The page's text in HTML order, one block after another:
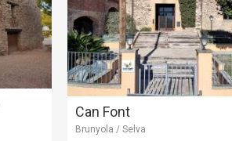
Can Font
Brunyola / Selva